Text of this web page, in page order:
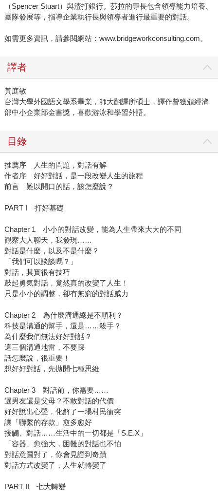
（Spencer Stuart）與渣打銀行。莎拉的專長包含領導能力培養、
團隊發展等，指導企業執行長與領導者進行最重要的對話。
如需更多資訊，請參閱網站：www.bridgeworkconsulting.com。
譯者
黃庭敏
台灣大學外國語文學系畢業，師大翻譯所碩士，譯作曾獲頒經濟
部中小企業部金書獎，喜歡游泳和學習外語。
目錄
推薦序 人生的問題，對話有解
作者序 好好對話，是一段改變人生的旅程
前言 難以開口的話，該怎麼說？
PART I 打好基礎
Chapter 1 小小的對話改變，能為人生帶來大大的不同
觀察大人聊天，我發現……
對話是什麼，以及不是什麼？
「我們可以談談嗎？」
對話，其實很有技巧
鼓起勇氣對話，竟然真的改變了人生！
只是小小的調整，卻有無窮的對話威力
Chapter 2 為什麼溝通總是不順利？
科技是溝通的幫手，還是……殺手？
為什麼我們無法好好對話？
這三個溝通地雷，不要踩
話怎麼說，很重要！
想好好對話，先拋開七種思維
Chapter 3 對話前，你需要……
選男友還是父母？不敢對話的代價
好好說出心聲，化解了一場村民衝突
讓「聯繫的存款」愈多愈好
接觸、對話……生活中的一切都是「S.E.X」
「容器」愈強大，困難的對話也不怕
對話意圖對了，你會見證到奇蹟
對話方式改變了，人生就轉變了
PART II 七大轉變